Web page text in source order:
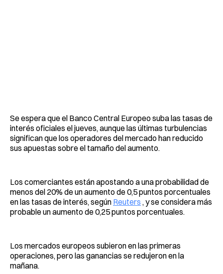
Se espera que el Banco Central Europeo suba las tasas de
interés oficiales el jueves, aunque las últimas turbulencias
significan que los operadores del mercado han reducido
sus apuestas sobre el tamaño del aumento.
Los comerciantes están apostando a una probabilidad de
menos del 20% de un aumento de 0,5 puntos porcentuales
en las tasas de interés, según Reuters , y se considera más
probable un aumento de 0,25 puntos porcentuales.
Los mercados europeos subieron en las primeras
operaciones, pero las ganancias se redujeron en la
mañana.